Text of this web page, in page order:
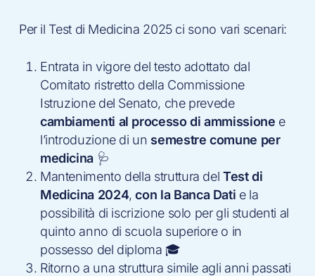
Per il Test di Medicina 2025 ci sono vari scenari:
Entrata in vigore del testo adottato dal
Comitato ristretto della Commissione
Istruzione del Senato, che prevede
cambiamenti al processo di ammissione e
l’introduzione di un semestre comune per
medicina 🩺
Mantenimento della struttura del Test di
Medicina 2024, con la Banca Dati e la
possibilità di iscrizione solo per gli studenti al
quinto anno di scuola superiore o in
possesso del diploma 🎓
Ritorno a una struttura simile agli anni passati